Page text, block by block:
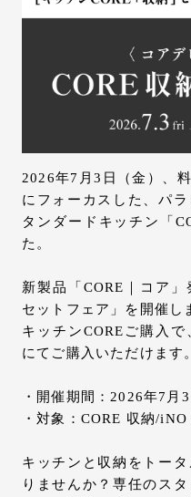
2026年7月3日（金）、
にフォーカスした、パ
タンダードキッチン「
た。
新製品「CORE｜コア
セットフェア」を開催し
キッチンCOREご購入で
にてご購入いただけます。
・開催期間：2026年7
・対象：CORE 収納/
キッチンと収納をトー
りませんか？専任のス